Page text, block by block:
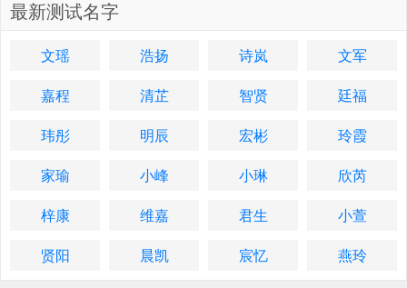
最新测试名字
文瑶 浩扬 诗岚
文军
嘉程
清芷 智贤
廷福
玮彤
明辰 宏彬
玲霞
家瑜
小峰 小琳
欣芮
梓康
维嘉 君生
小萱
贤阳
晨凯 宸忆 燕玲